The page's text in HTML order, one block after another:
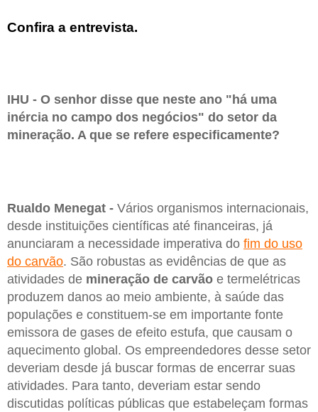
Confira a entrevista.
IHU - O senhor disse que neste ano "há uma
inércia no campo dos negócios" do setor da
mineração. A que se refere especificamente?
Rualdo Menegat - Vários organismos internacionais,
desde instituições científicas até financeiras, já
anunciaram a necessidade imperativa do fim do uso
do carvão. São robustas as evidências de que as
atividades de mineração de carvão e termelétricas
produzem danos ao meio ambiente, à saúde das
populações e constituem-se em importante fonte
emissora de gases de efeito estufa, que causam o
aquecimento global. Os empreendedores desse setor
deveriam desde já buscar formas de encerrar suas
atividades. Para tanto, deveriam estar sendo
discutidas políticas públicas que estabeleçam formas